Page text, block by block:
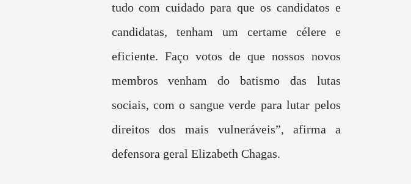
tudo com cuidado para que os candidatos e
candidatas, tenham um certame célere e
eficiente. Faço votos de que nossos novos
membros venham do batismo das lutas
sociais, com o sangue verde para lutar pelos
direitos dos mais vulneráveis”, afirma a
defensora geral Elizabeth Chagas.